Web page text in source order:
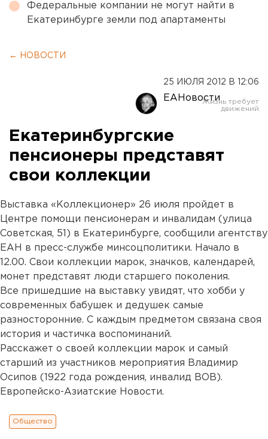
Федеральные компании не могут найти в
Екатеринбурге земли под апартаменты
← НОВОСТИ
25 ИЮЛЯ 2012 В 12:06
ЕАНовости
Екатеринбургские
пенсионеры представят
свои коллекции
Выставка «Коллекционер» 26 июля пройдет в
Центре помощи пенсионерам и инвалидам (улица
Советская, 51) в Екатеринбурге, сообщили агентству
ЕАН в пресс-службе минсоцполитики. Начало в
12.00. Свои коллекции марок, значков, календарей,
монет представят люди старшего поколения.
Все пришедшие на выставку увидят, что хобби у
современных бабушек и дедушек самые
разносторонние. С каждым предметом связана своя
история и частичка воспоминаний.
Расскажет о своей коллекции марок и самый
старший из участников мероприятия Владимир
Осипов (1922 года рождения, инвалид ВОВ).
Европейско-Азиатские Новости.
Общество